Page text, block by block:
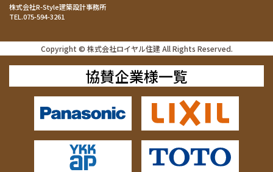
株式会社R-Style建築設計事務所
TEL.075-594-3261
Copyright © 株式会社ロイヤル住建 All Rights Reserved.
協賛企業様一覧